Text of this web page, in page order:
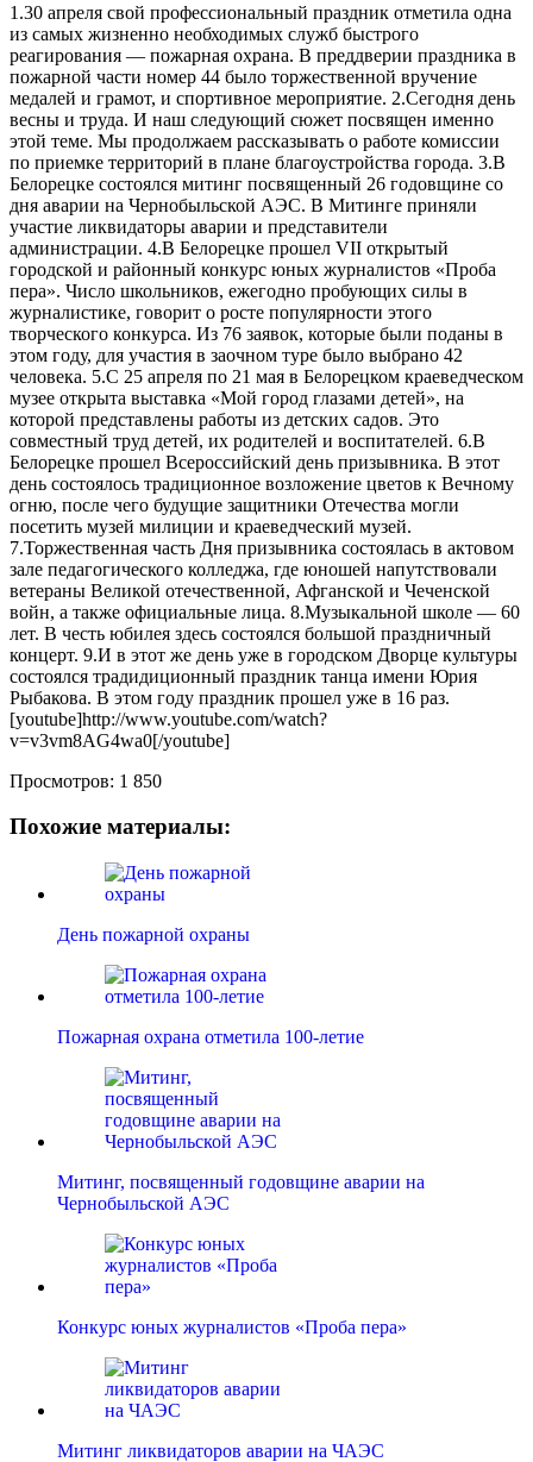
1.30 апреля свой профессиональный праздник отметила одна
из самых жизненно необходимых служб быстрого
реагирования — пожарная охрана. В преддверии праздника в
пожарной части номер 44 было торжественной вручение
медалей и грамот, и спортивное мероприятие. 2.Сегодня день
весны и труда. И наш следующий сюжет посвящен именно
этой теме. Мы продолжаем рассказывать о работе комиссии
по приемке территорий в плане благоустройства города. 3.В
Белорецке состоялся митинг посвященный 26 годовщине со
дня аварии на Чернобыльской АЭС. В Митинге приняли
участие ликвидаторы аварии и представители
администрации. 4.В Белорецке прошел VII открытый
городской и районный конкурс юных журналистов «Проба
пера». Число школьников, ежегодно пробующих силы в
журналистике, говорит о росте популярности этого
творческого конкурса. Из 76 заявок, которые были поданы в
этом году, для участия в заочном туре было выбрано 42
человека. 5.С 25 апреля по 21 мая в Белорецком краеведческом
музее открыта выставка «Мой город глазами детей», на
которой представлены работы из детских садов. Это
совместный труд детей, их родителей и воспитателей. 6.В
Белорецке прошел Всероссийский день призывника. В этот
день состоялось традиционное возложение цветов к Вечному
огню, после чего будущие защитники Отечества могли
посетить музей милиции и краеведческий музей.
7.Торжественная часть Дня призывника состоялась в актовом
зале педагогического колледжа, где юношей напутствовали
ветераны Великой отечественной, Афганской и Чеченской
войн, а также официальные лица. 8.Музыкальной школе — 60
лет. В честь юбилея здесь состоялся большой праздничный
концерт. 9.И в этот же день уже в городском Дворце культуры
состоялся традидиционный праздник танца имени Юрия
Рыбакова. В этом году праздник прошел уже в 16 раз.
[youtube]http://www.youtube.com/watch?
v=v3vm8AG4wa0[/youtube]
Просмотров: 1 850
Похожие материалы:
День пожарной охраны
Пожарная охрана отметила 100-летие
Митинг, посвященный годовщине аварии на
Чернобыльской АЭС
Конкурс юных журналистов «Проба пера»
Митинг ликвидаторов аварии на ЧАЭС